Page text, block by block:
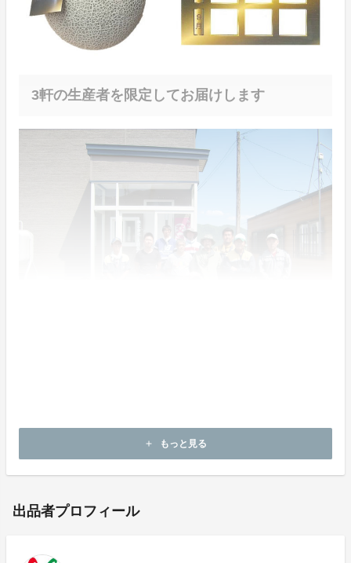
3軒の生産者を限定してお届けします
add もっと見る
出品者プロフィール